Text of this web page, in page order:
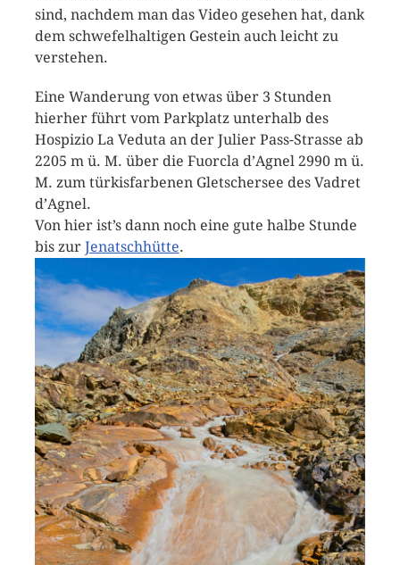
sind, nachdem man das Video gesehen hat, dank
dem schwefelhaltigen Gestein auch leicht zu
verstehen.
Eine Wanderung von etwas über 3 Stunden
hierher führt vom Parkplatz unterhalb des
Hospizio La Veduta an der Julier Pass-Strasse ab
2205 m ü. M. über die Fuorcla d’Agnel 2990 m ü.
M. zum türkisfarbenen Gletschersee des Vadret
d’Agnel.
Von hier ist’s dann noch eine gute halbe Stunde
bis zur Jenatschhütte.